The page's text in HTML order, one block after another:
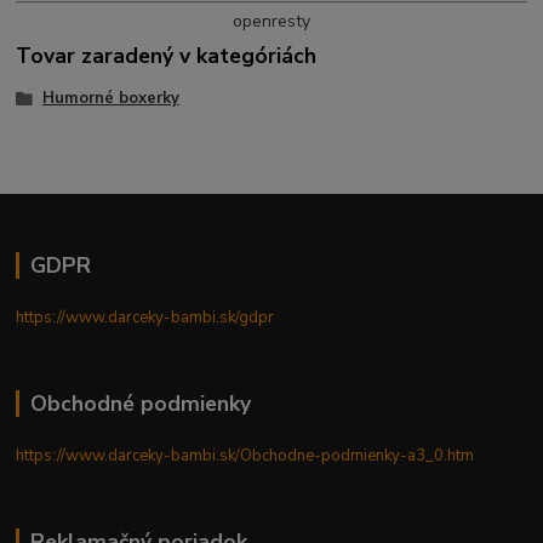
openresty
Tovar zaradený v kategóriách
Humorné boxerky
GDPR
https://www.darceky-bambi.sk/gdpr
Obchodné podmienky
https://www.darceky-bambi.sk/Obchodne-podmienky-a3_0.htm